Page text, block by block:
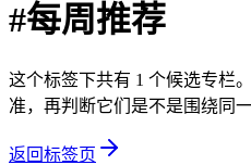
#每周推荐
这个标签下共有 1 个候选专栏
准，再判断它们是不是围绕同
返回标签页